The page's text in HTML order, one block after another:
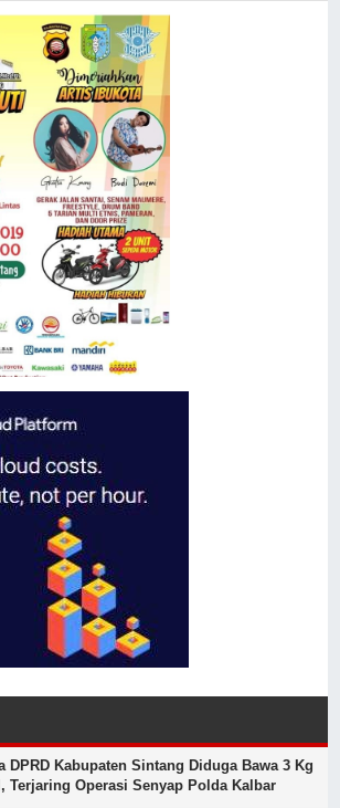
DPRD Kabupaten Sintang Diduga Bawa 3 Kg
Terjaring Operasi Senyap Polda Kalbar